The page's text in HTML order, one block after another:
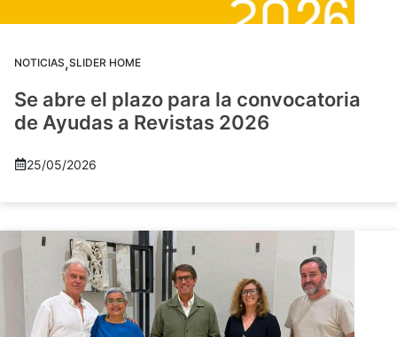
NOTICIAS,SLIDER HOME
Se abre el plazo para la convocatoria
de Ayudas a Revistas 2026
25/05/2026